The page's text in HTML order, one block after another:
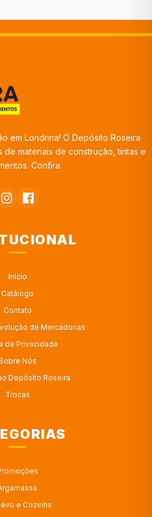
em Londrina! O Depósito Roseira
materiais de construção, tintas e
Confira.
Início
Catálogo
Contato
de Mercadorias
de Privacidade
Nós
Depósito Roseira
Trocas
e Cozinha